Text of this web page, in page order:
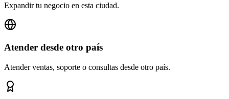
Expandir tu negocio en esta ciudad.
Atender desde otro país
Atender ventas, soporte o consultas desde otro país.